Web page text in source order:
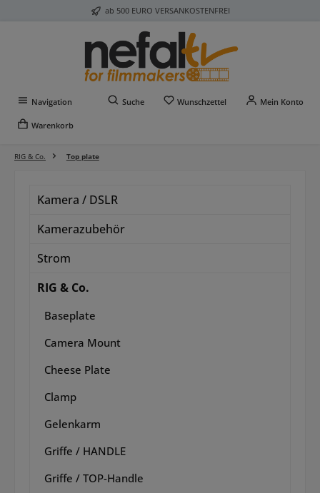
Zum Hauptinhalt springen ab 500 EURO VERSANKOSTENFREI
Navigation Suche Wunschzettel Du hast 0 Produkte auf
Mein Konto
Warenkorb
RIG & Co. Top plate
Kamera / DSLR
Kamerazubehör
Strom
RIG & Co.
Baseplate
Camera Mount
Cheese Plate
Clamp
Gelenkarm
Griffe / HANDLE
Griffe / TOP-Handle